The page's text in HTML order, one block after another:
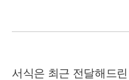
서식은 최근 전달해드린